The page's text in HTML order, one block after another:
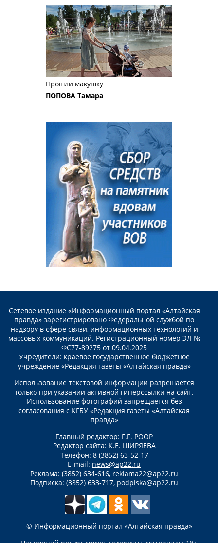
Прошли макушку
ПОПОВА Тамара
Сетевое издание «Информационный портал «Алтайская
правда» зарегистрировано Федеральной службой по
надзору в сфере связи, информационных технологий и
массовых коммуникаций. Регистрационный номер ЭЛ №
ФС77-89275 от 09.04.2025
Учредители: краевое государственное бюджетное
учреждение «Редакция газеты «Алтайская правда»
Использование текстовой информации разрешается
только при указании активной гиперссылки на сайт.
Использование фотографий запрещается без
согласования с КГБУ «Редакция газеты «Алтайская
правда»
Главный редактор: Г.Г. РООР
Редактор сайта: К.Е. ШИРЯЕВА
Телефон: 8 (3852) 63-52-17
E-mail: news@ap22.ru
Реклама: (3852) 634-616, reklama22@ap22.ru
Подписка: (3852) 633-717, podpiska@ap22.ru
© Информационный портал «Алтайская правда»